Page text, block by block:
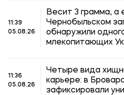
11:39
05.08.26
Весит 3 грамма, а
Чернобыльском
обнаружили
млекопитающих
11:36
05.08.26
Четыре вида
карьере: в
зафиксировали